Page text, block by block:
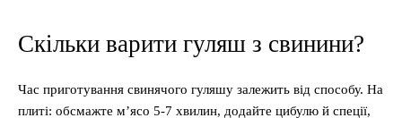
Скільки варити гуляш з свинини?
Час приготування свинячого гуляшу залежить від способу. На
плиті: обсмажте м’ясо 5-7 хвилин, додайте цибулю й спеції,